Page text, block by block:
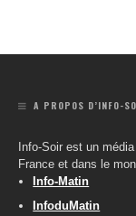
A PROPOS D’INFO-
Info-Soir est un
France et dans le
Info-Matin
InfoduMatin